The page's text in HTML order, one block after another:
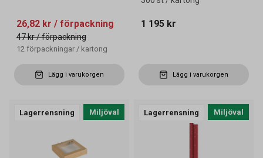
26,82 kr / förpackning
47 kr/ förpackning
12 förpackningar / kartong
Lägg i varukorgen
1 195 kr
Lägg i varukorgen
Lagerrensning Miljöval Lagerrensning Miljöval